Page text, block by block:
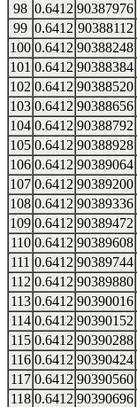
98 0.6412 90387976
99 0.6412 90388112
100 0.6412 90388248
101 0.6412 90388384
102 0.6412 90388520
103 0.6412 90388656
104 0.6412 90388792
105 0.6412 90388928
106 0.6412 90389064
107 0.6412 90389200
108 0.6412 90389336
109 0.6412 90389472
110 0.6412 90389608
111 0.6412 90389744
112 0.6412 90389880
113 0.6412 90390016
114 0.6412 90390152
115 0.6412 90390288
116 0.6412 90390424
117 0.6412 90390560
118 0.6412 90390696